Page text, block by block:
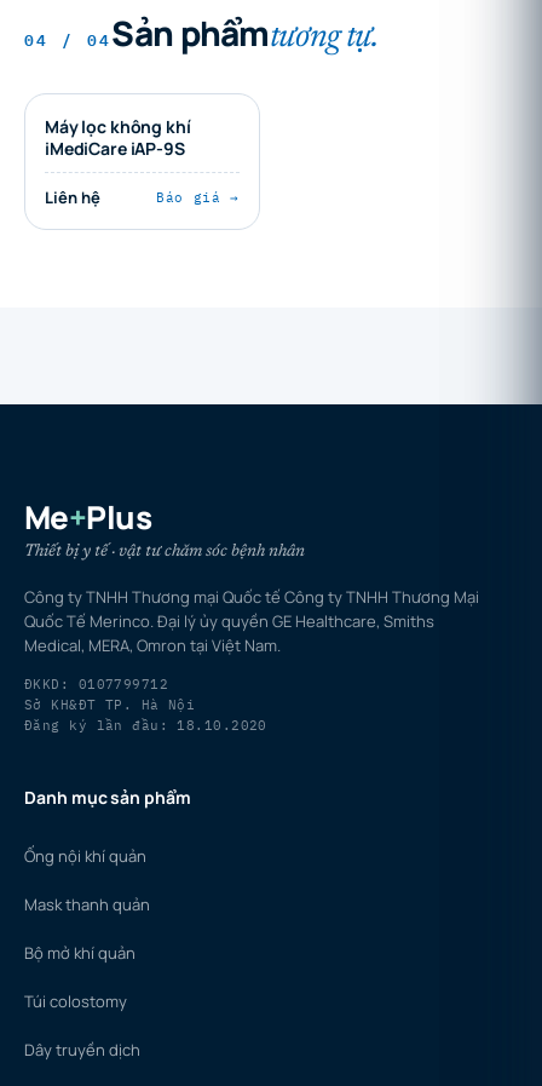
04 / 04Sản phẩmtương tự.
Máy lọc không khí
iMediCare iAP-9S
Liên hệ Báo giá →
Me+Plus
Thiết bị y tế · vật tư chăm sóc bệnh nhân
Công ty TNHH Thương mại Quốc tế Công ty TNHH Thương Mại
Quốc Tế Merinco. Đại lý ủy quyền GE Healthcare, Smiths
Medical, MERA, Omron tại Việt Nam.
ĐKKD: 0107799712
Sở KH&ĐT TP. Hà Nội
Đăng ký lần đầu: 18.10.2020
Danh mục sản phẩm
Ống nội khí quản
Mask thanh quản
Bộ mở khí quản
Túi colostomy
Dây truyền dịch